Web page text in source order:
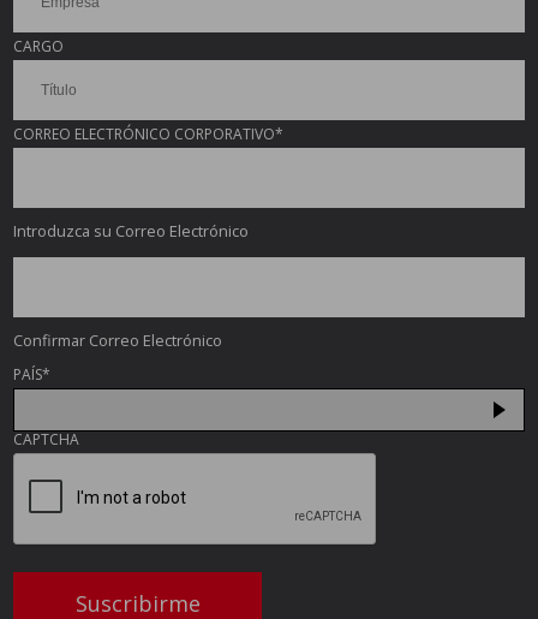
CARGO
CORREO ELECTRÓNICO CORPORATIVO*
Introduzca su Correo Electrónico
Confirmar Correo Electrónico
PAÍS*
CAPTCHA